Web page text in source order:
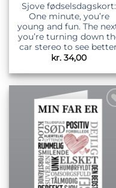
Sjove fødselsdagskort:
One minute, you’re
young and fun. The
you’re turning down
car stereo to see
kr. 34,00
Tilføj til